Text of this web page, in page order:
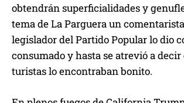
obtendrán superficialidades y
tema de La Parguera un
legislador del Partido Popular lo dio
consumado y hasta se atrevió a decir
turistas lo encontraban bonito.